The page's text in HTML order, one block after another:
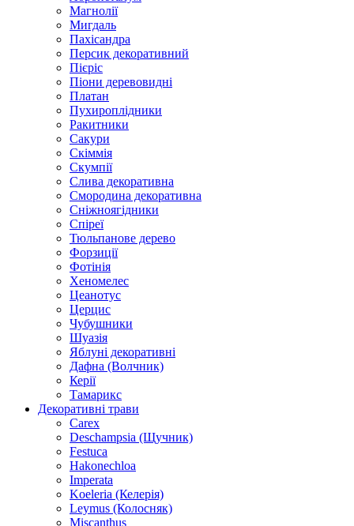
Магнолії
Мигдаль
Пахісандра
Персик декоративний
Пієріс
Піони деревовидні
Платан
Пухироплідники
Ракитники
Сакури
Скіммія
Скумпії
Слива декоративна
Смородина декоративна
Сніжноягідники
Спіреї
Тюльпанове дерево
Форзиції
Фотінія
Хеномелес
Цеанотус
Церцис
Чубушники
Шуазія
Яблуні декоративні
Дафна (Волчник)
Керії
Тамарикс
Декоративні трави
Carex
Deschampsia (Щучник)
Festuca
Hakonechloa
Imperata
Koeleria (Келерія)
Leymus (Колосняк)
Miscanthus